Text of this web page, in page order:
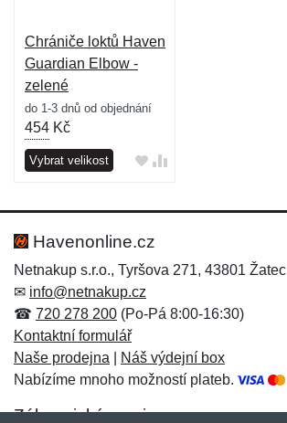
Chrániče loktů Haven
Guardian Elbow -
zelené
do 1-3 dnů od objednání
454 Kč
Vybrat velikost
Havenonline.cz
Netnakup s.r.o., Tyršova 271, 43801 Žatec
✉ info@netnakup.cz
☎ 720 278 200 (Po-Pá 8:00-16:30)
Kontaktní formulář
Naše prodejna
Náš výdejní box
Nabízíme mnoho možností plateb.
Zákaznický servis